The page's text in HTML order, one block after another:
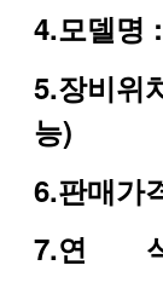
4.모델명
5.장비위
능)
6.판매가
7.연